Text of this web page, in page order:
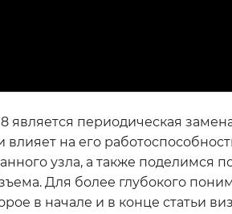
периодическая замена
на его
узла, а также поделимся
Для более глубокого
в начале и в конце статьи